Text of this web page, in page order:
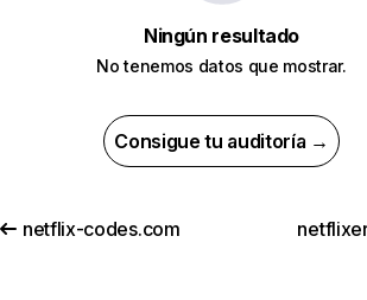
Ningún resultado
No tenemos datos que mostrar.
Consigue tu auditoría →
netflix-codes.com